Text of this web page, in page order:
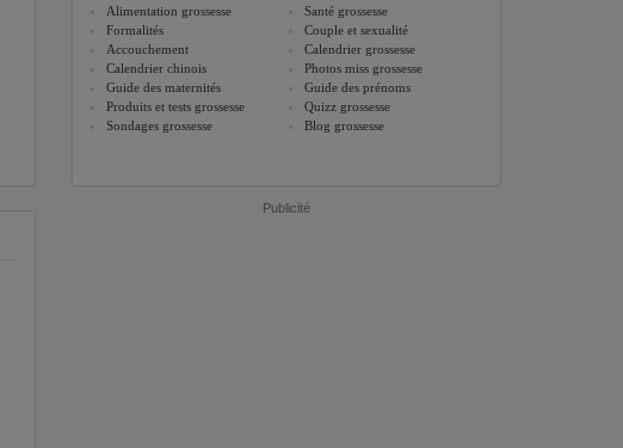
Alimentation grossesse
Santé grossesse
Formalités
Couple et sexualité
Accouchement
Calendrier grossesse
Calendrier chinois
Photos miss grossesse
Guide des maternités
Guide des prénoms
Produits et tests grossesse
Quizz grossesse
Sondages grossesse
Blog grossesse
Publicité